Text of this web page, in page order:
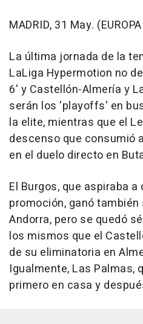
MADRID, 31 May.
La última jornada de la
LaLiga Hypermotion no
6' y Castellón-Almería y
serán los 'playoffs' en
la elite, mientras que el
descenso que consumió
en el duelo directo en
El Burgos, que aspiraba
promoción, ganó
Andorra, pero se quedó
los mismos que el
de su eliminatoria en
Igualmente, Las Palmas,
primero en casa y